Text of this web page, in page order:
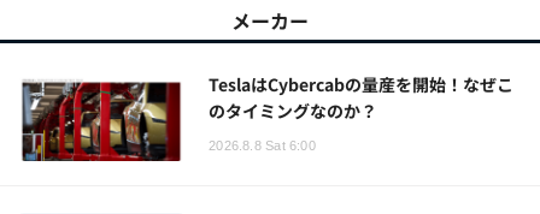
メーカー
TeslaはCybercabの量産を開始！なぜこ
のタイミングなのか？
2026.8.8 Sat 6:00